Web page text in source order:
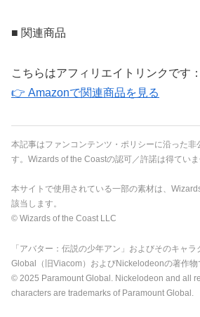
■ 関連商品
こちらはアフィリエイトリンクです：
👉 Amazonで関連商品を見る
本記事はファンコンテンツ・ポリシーに沿った
す。Wizards of the Coastの認可／許諾は得ていま
本サイトで使用されている一部の素材は、
該当します。
© Wizards of the Coast LLC
「アバター：伝説の少年アン」およびそのキャ
Global（旧Viacom）およびNickelodeonの著作物
© 2025 Paramount Global. Nickelodeon and all
characters are trademarks of Paramount Global.